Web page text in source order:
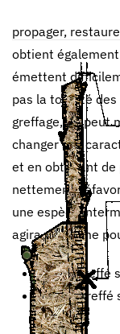
propager,
obtient
émettent
pas la totalité
greffage, on peut
changer ses
et en obtenant de
nettement
une espèce
agira de même
poirier greffé
pêcher greffé
sol riche.